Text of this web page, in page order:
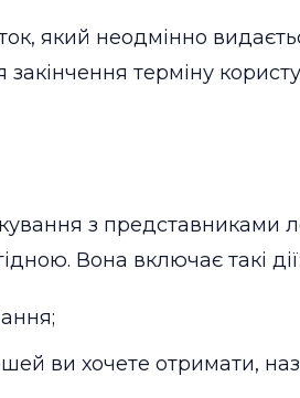
який неодмінно
закінчення терміну
з представниками
Вона включає такі дії:
ви хочете отримати,